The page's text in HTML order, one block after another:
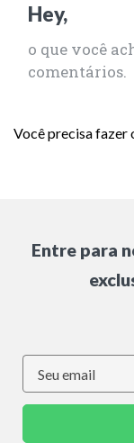
Hey,
o que você
comentários.
Você precisa fazer
Entre para